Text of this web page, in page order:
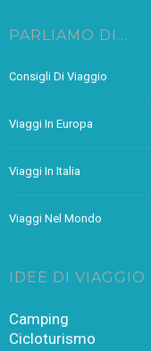
PARLIAMO DI…
Consigli Di Viaggio
Viaggi In Europa
Viaggi In Italia
Viaggi Nel Mondo
IDEE DI VIAGGIO
Camping
Cicloturismo